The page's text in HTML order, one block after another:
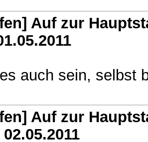
Auf zur
auch sein, selbst
Auf zur
02.05.2011